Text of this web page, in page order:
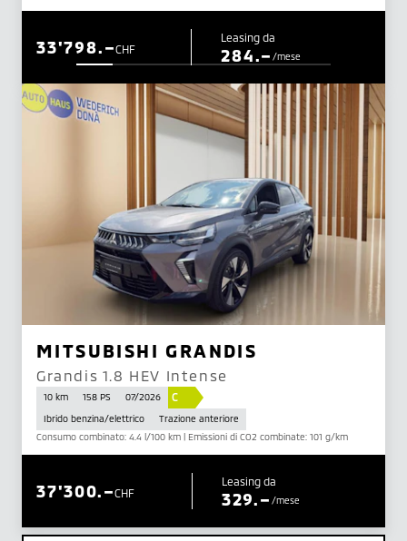
CHF
33'798.– Leasing da
284.–/mese
MITSUBISHI GRANDIS
Grandis 1.8 HEV Intense
10 km 158 PS 07/2026 C
Ibrido benzina/elettrico
Trazione anteriore
Consumo combinato: 4.4 l/100 km | Emissioni di CO2 combinate: 101 g/km
CHF
37'300.– Leasing da
329.– /mese